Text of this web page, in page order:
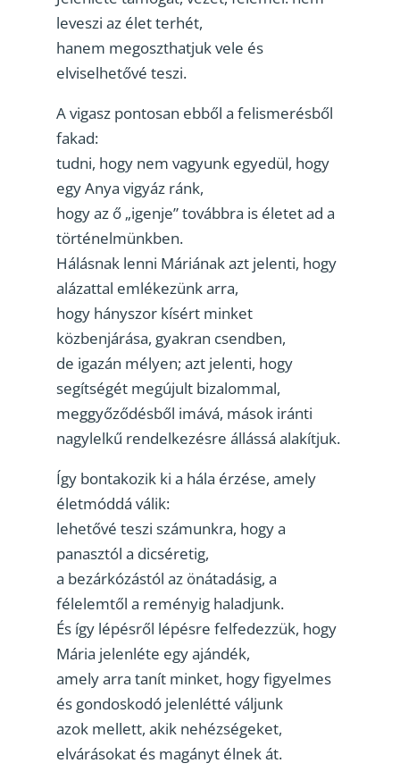
leveszi az élet terhét,
hanem megoszthatjuk vele és
elviselhetővé teszi.
A vigasz pontosan ebből a felismerésből
fakad:
tudni, hogy nem vagyunk egyedül, hogy
egy Anya vigyáz ránk,
hogy az ő „igenje” továbbra is életet ad a
történelmünkben.
Hálásnak lenni Máriának azt jelenti, hogy
alázattal emlékezünk arra,
hogy hányszor kísért minket
közbenjárása, gyakran csendben,
de igazán mélyen; azt jelenti, hogy
segítségét megújult bizalommal,
meggyőződésből imává, mások iránti
nagylelkű rendelkezésre állássá alakítjuk.
Így bontakozik ki a hála érzése, amely
életmóddá válik:
lehetővé teszi számunkra, hogy a
panasztól a dicséretig,
a bezárkózástól az önátadásig, a
félelemtől a reményig haladjunk.
És így lépésről lépésre felfedezzük, hogy
Mária jelenléte egy ajándék,
amely arra tanít minket, hogy figyelmes
és gondoskodó jelenlétté váljunk
azok mellett, akik nehézségeket,
elvárásokat és magányt élnek át.